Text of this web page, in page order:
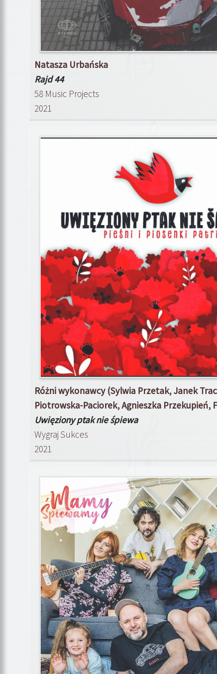
Natasza Urbańska
Rajd 44
58 Music Projects
2021
Różni wykonawcy (Sylwia Przetak, Janek
Piotrowska-Paciorek, Agnieszka Przekupień,
Uwięziony ptak nie śpiewa
Wygraj Sukces
2021